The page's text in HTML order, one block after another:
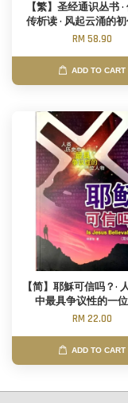
【繁】圣经通识丛书
传析读 · 风起云涌的
RM 58.90
ADD TO CART
【简】耶穌可信吗？·
中最具争议性的一
RM 22.00
ADD TO CART